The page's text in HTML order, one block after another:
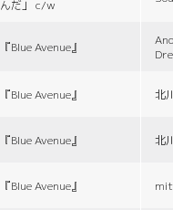
んだ」 c/w
『Blue Avenue』
『Blue Avenue』 北
『Blue Avenue』 北
『Blue Avenue』